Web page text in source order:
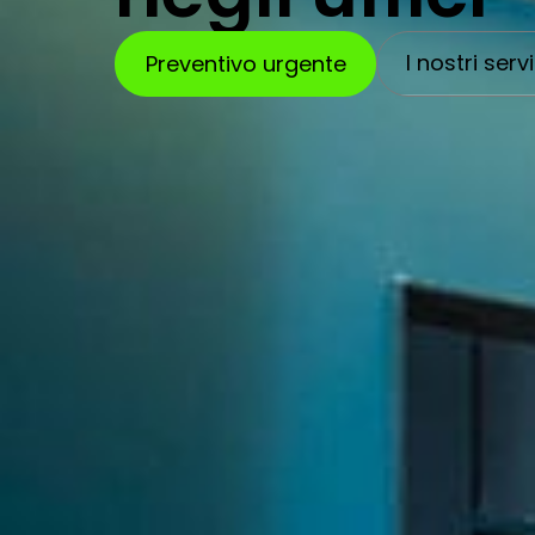
Preventivo urgente I nostri